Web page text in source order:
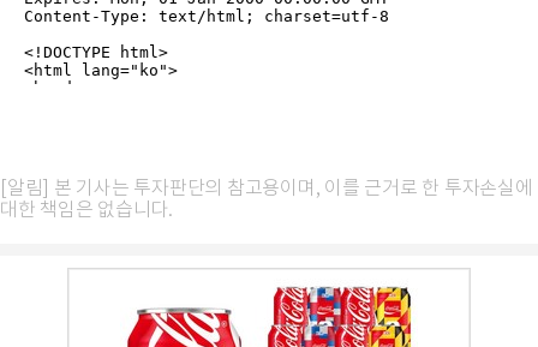
[알림] 본 기사는 투자판단의 참고용이며, 이를 근거로 한 투자손실에
대한 책임은 없습니다.